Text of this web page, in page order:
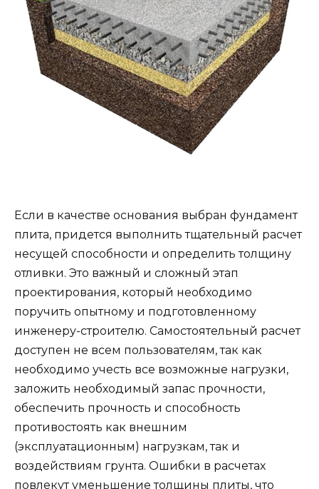
Если в качестве основания выбран фундамент
плита, придется выполнить тщательный расчет
несущей способности и определить толщину
отливки. Это важный и сложный этап
проектирования, который необходимо
поручить опытному и подготовленному
инженеру-строителю. Самостоятельный расчет
доступен не всем пользователям, так как
необходимо учесть все возможные нагрузки,
заложить необходимый запас прочности,
обеспечить прочность и способность
противостоять как внешним
(эксплуатационным) нагрузкам, так и
воздействиям грунта. Ошибки в расчетах
повлекут уменьшение толщины плиты, что